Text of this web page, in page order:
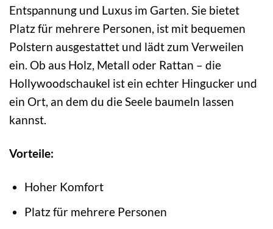
Entspannung und Luxus im Garten. Sie bietet
Platz für mehrere Personen, ist mit bequemen
Polstern ausgestattet und lädt zum Verweilen
ein. Ob aus Holz, Metall oder Rattan – die
Hollywoodschaukel ist ein echter Hingucker und
ein Ort, an dem du die Seele baumeln lassen
kannst.
Vorteile:
Hoher Komfort
Platz für mehrere Personen